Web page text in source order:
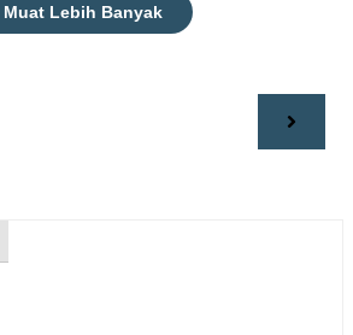
Muat Lebih Banyak